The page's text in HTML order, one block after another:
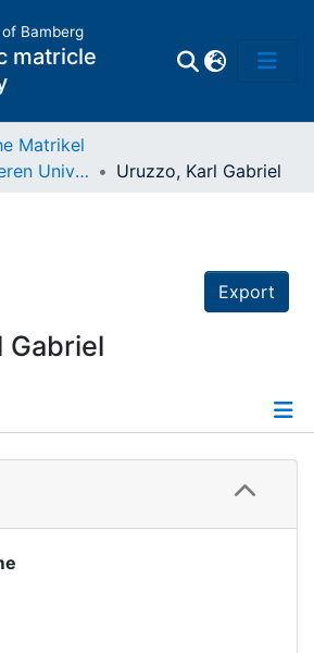
Bamberg
matricle
Matrikel
Matrikel der älteren Universität
Uruzzo, Karl Gabriel
Export
Gabriel
Details